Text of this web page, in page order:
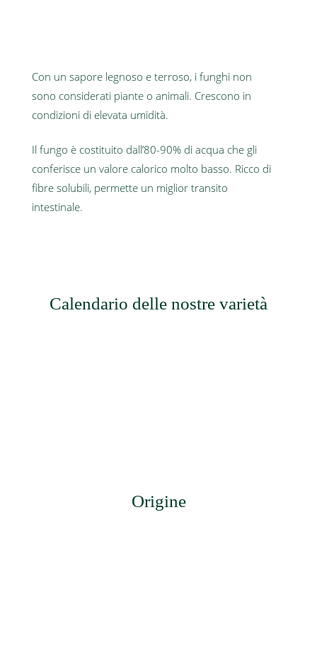
Con un sapore legnoso e terroso, i funghi non
sono considerati piante o animali. Crescono in
condizioni di elevata umidità.
Il fungo è costituito dall’80-90% di acqua che gli
conferisce un valore calorico molto basso. Ricco di
fibre solubili, permette un miglior transito
intestinale.
Calendario delle nostre varietà
Origine